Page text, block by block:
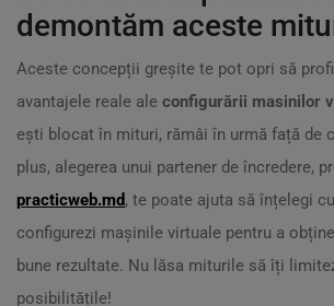
demontăm aceste
Aceste concepții greșite te pot opri să
avantajele reale ale configurării masinilor
ești blocat în mituri, rămâi în urmă față de
plus, alegerea unui partener de încredere,
practicweb.md, te poate ajuta să înțelegi
configurezi mașinile virtuale pentru a
bune rezultate. Nu lăsa miturile să îți
posibilitățile!